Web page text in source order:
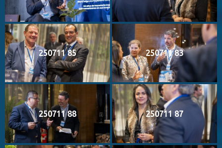
250711 85 250711 83
250711 88 250711 87